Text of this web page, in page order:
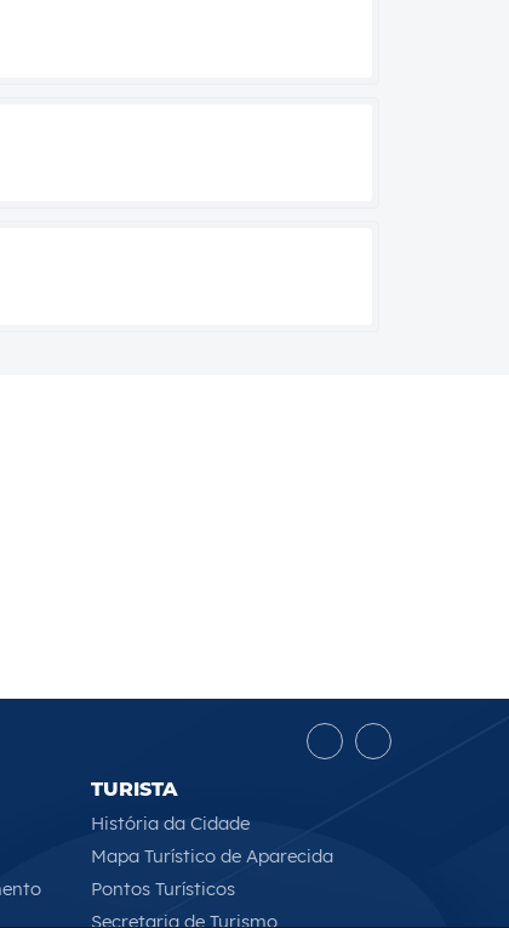
TURISTA
História da Cidade
Mapa Turístico de Aparecida
Pontos Turísticos
Secretaria de Turismo